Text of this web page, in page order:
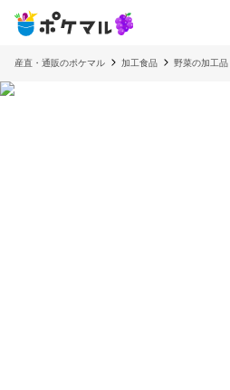
産直・通販のポケマル 加工食品 野菜の加工品